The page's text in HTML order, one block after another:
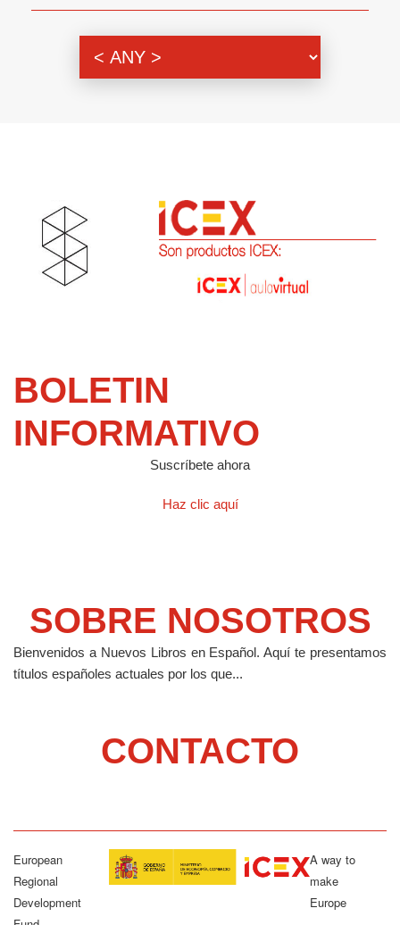
BOLETIN
INFORMATIVO
Suscríbete ahora
Haz clic aquí
SOBRE NOSOTROS
Bienvenidos a Nuevos Libros en Español.Aquí te presentamos
títulos españoles actuales por los que...
CONTACTO
European
Regional
Development
A way to
make
Europe